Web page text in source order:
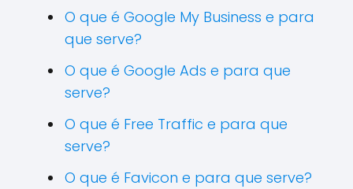
O que é Google My Business e para
que serve?
O que é Google Ads e para que
serve?
O que é Free Traffic e para que
serve?
O que é Favicon e para que serve?